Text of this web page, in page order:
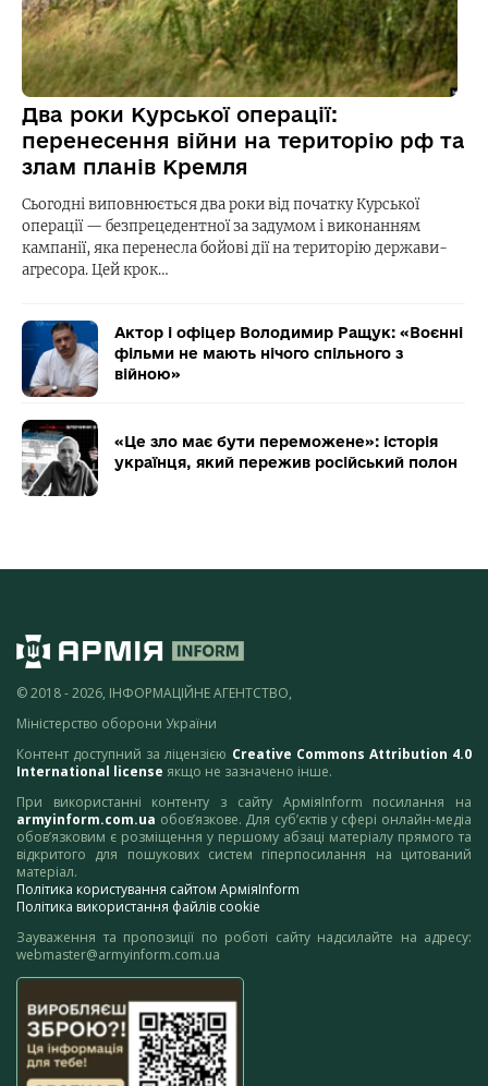
Два роки Курської операції:
перенесення війни на територію рф та
злам планів Кремля
Сьогодні виповнюється два роки від початку Курської
операції — безпрецедентної за задумом і виконанням
кампанії, яка перенесла бойові дії на територію держави-
агресора. Цей крок…
Актор і офіцер Володимир Ращук: «Воєнні
фільми не мають нічого спільного з
війною»
«Це зло має бути переможене»: історія
українця, який пережив російський полон
© 2018 - 2026, ІНФОРМАЦІЙНЕ АГЕНТСТВО,
Міністерство оборони України
Контент доступний за ліцензією Creative Commons Attribution 4.0
International license якщо не зазначено інше.
При використанні контенту з сайту АрміяInform посилання на
armyinform.com.ua обов’язкове. Для суб’єктів у сфері онлайн-медіа
обов’язковим є розміщення у першому абзаці матеріалу прямого та
відкритого для пошукових систем гіперпосилання на цитований
матеріал.
Політика користування сайтом АрміяInform
Політика використання файлів cookie
Зауваження та пропозиції по роботі сайту надсилайте на адресу:
webmaster@armyinform.com.ua